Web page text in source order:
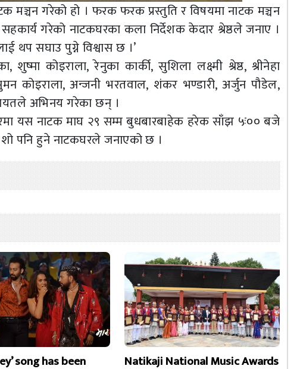
गरेको हो । फरक फरक प्रस्तुति र विषयमा नाटक मञ्चन
गरेको नाटकघरका कला निर्देशक केदार श्रेष्ठले जनाए ।
थप सघाउ पुग्ने विश्वास छ ।’
कोइराला, रेनुका कार्की, सुशिला लक्ष्मी श्रेष्ठ, श्रीनेहा
अन्जनी भरतवाल, शंकर भण्डारी, अर्जुन पौडेल,
अभिनय गरेका छन् ।
यस नाटक माघ २९ सम्म बुधबारबाहेक हरेक साँझ ५ः०० बजे
पनि हुने नाटकघरले जनाएको छ ।
song has been
Natikaji National Music Awards